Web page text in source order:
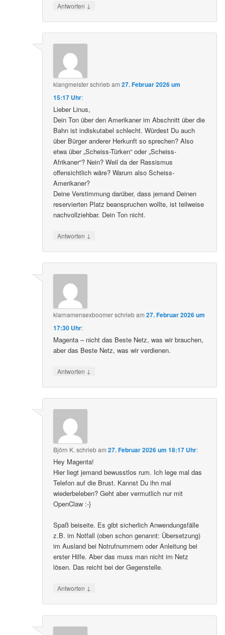
Antworten ↓
klangmeisterschriebam27. Februar 2026 um
15:17 Uhr:
Lieber Linus,
Dein Ton über den Amerikaner im Abschnitt über die
Bahn ist indiskutabel schlecht. Würdest Du auch
über Bürger anderer Herkunft so sprechen? Also
etwa über „Scheiss-Türken“ oder „Scheiss-
Afrikaner“? Nein? Weil da der Rassismus
offensichtlich wäre? Warum also Scheiss-
Amerikaner?
Deine Verstimmung darüber, dass jemand Deinen
reservierten Platz beanspruchen wollte, ist teilweise
nachvollziehbar. Dein Ton nicht.
Antworten ↓
klarnamensexboomerschriebam27. Februar 2026 um
17:30 Uhr:
Magenta – nicht das Beste Netz, was wir brauchen,
aber das Beste Netz, was wir verdienen.
Antworten ↓
Björn K. schriebam27. Februar 2026 um 18:17 Uhr:
Hey Magenta!
Hier liegt jemand bewusstlos rum. Ich lege mal das
Telefon auf die Brust. Kannst Du ihn mal
wiederbeleben? Geht aber vermutlich nur mit
OpenClaw :-}
Spaß beiseite. Es gibt sicherlich Anwendungsfälle
z.B. im Notfall (oben schon genannt: Übersetzung)
im Ausland bei Notrufnummern oder Anleitung bei
erster Hilfe. Aber das muss man nicht im Netz
lösen. Das reicht bei der Gegenstelle.
Antworten ↓